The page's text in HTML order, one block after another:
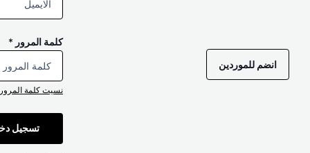
انضم للموردين
كلمة المرور *
نسيت كلمة
تسجيل